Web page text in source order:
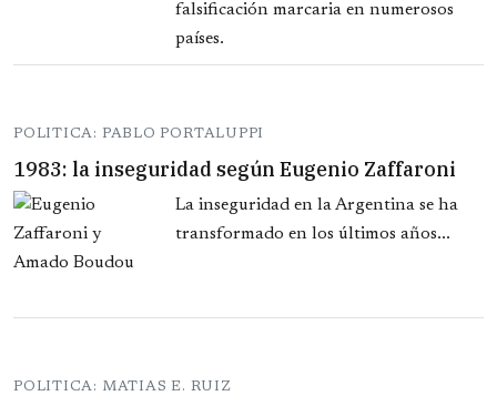
falsificación marcaria en numerosos
países.
POLITICA: PABLO PORTALUPPI
1983: la inseguridad según Eugenio Zaffaroni
La inseguridad en la Argentina se ha
transformado en los últimos años...
POLITICA: MATIAS E. RUIZ